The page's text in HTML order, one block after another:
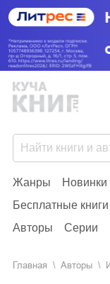
Жанры Новинки
Бесплатные книги
Авторы
Серии
Главная Aвторы